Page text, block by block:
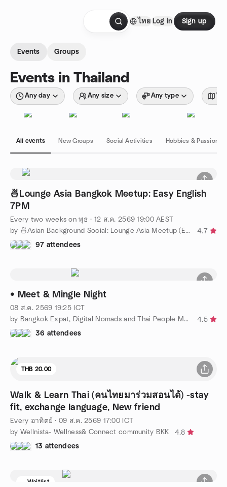
ไทย Log in Sign up
Events Groups
Events in Thailand
Any day Any size Any type
All events New Groups Social Activities Hobbies & Passions
🍜Lounge Asia Bangkok Meetup: Easy English
7PM
Every two weeks on พุธ · 12 ส.ค. 2569 19:00 AEST
by 🍜Asian Background Social: Lounge Asia Meetup (Easy English)
4.7
97 attendees
• Meet & Mingle Night
08 ส.ค. 2569 19:25 ICT
by Bangkok Expat, Digital Nomads and Thai People Meetup
4.5
36 attendees
THB 20.00
Walk & Learn Thai (คนไทยมาร่วมสอนได้) -stay
fit, exchange language, New friend
Every อาทิตย์ · 09 ส.ค. 2569 17:00 ICT
by Wellnista- Wellness& Connect community BKK
4.8
13 attendees
Waitlist